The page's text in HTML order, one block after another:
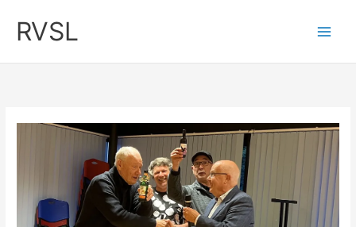
naar
inhoud
RVSL